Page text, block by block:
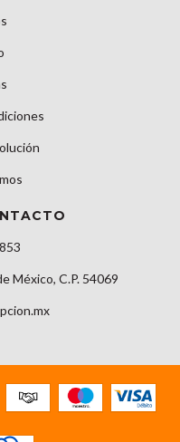
México, C.P. 54069